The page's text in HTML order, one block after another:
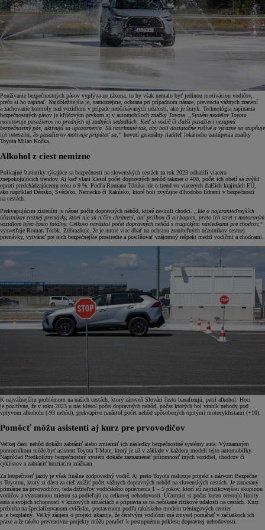
Používanie bezpečnostných pásov vyplýva zo zákona, to by však nemalo byť jedinou motiváciou vodičov,
prečo si ho zapínať. Najdôležitejšia je, samozrejme, ochrana pri prípadnom náraze, prevencia vážnych zranení
a zachovanie kontroly nad vozidlom v prípade neočakávaných udalostí, ako je šmyk. Technológia zapínania
bezpečnostných pásov je kľúčovým prvkom aj v automobiloch značky Toyota.
„Systém modelov Toyota
monitoruje pasažierov na predných aj zadných sedadlách. Keď si vodič či ďalší pasažieri nezapnú
bezpečnostný pás, aktivujú sa upozornenia. Sú navrhnuté tak, aby boli dostatočne rušivé a výrazne sa stupňuje
ich intenzita, čo pasažierov motivuje pripútať sa,“ hovorí generálny riaditeľ lokálneho zastúpenia značky
Toyota Milan Kočka.
Alkohol z ciest nemizne
Policajné štatistiky týkajúce sa bezpečnosti na slovenských cestách za rok 2023 odhalili viacero
znepokojujúcich trendov. Aj keď vlani klesol počet dopravných nehôd takmer o 400, počet ich obetí sa zvýšil
oproti predchádzajúcemu roku o 9 %. Podľa Romana Töröka ide o trend vo viacerých ďalších krajinách EÚ,
ako napríklad Dánsko, Švédsko, Nemecko či Rakúsko, ktoré boli zvyčajne dlhodobo lídrami v bezpečnosti
na cestách.
Prekvapujúcim zistením je nárast počtu dopravných nehôd, ktoré zavinili chodci.
„Ide o najzraniteľnejších
účastníkov cestnej premávky, ktorí nie sú ničím chránení, ani prilbou či airbagom, preto ich stret s motorovým
vozidlom býva často fatálny. Celkovo narástol počet dopravných nehôd s tragickými následkami pre chodcov,“
vysvetľuje Roman Török. Zdôrazňuje, že je nutné viac dbať na ochranu zraniteľných účastníkov cestnej
premávky, vytvárať pre nich bezpečnejšie prostredie a posilňovať vzájomný rešpekt medzi vodičmi a chodcami.
K najvážnejším problémom na našich cestách, ktorý zároveň Slováci často banalizujú, patrí alkohol. Hoci
je pozitívne, že v roku 2023 u nás klesol počet dopravných nehôd, počas ktorých bol vinník nehody pod
vplyvom alkoholu (-93 nehôd), prekvapivo narástol počet nehôd spôsobených opitými motocyklistami (+10).
Pomôcť môžu asistenti aj kurz pre prvovodičov
Veľkej časti nehôd dokážu zabrániť alebo zmierniť ich následky bezpečnostné systémy auta. Významným
pomocníkom môže byť asistent Toyota T-Mate, ktorý je už v základe v každom modeli tejto automobilky.
Napríklad Predkolízny bezpečnostný systém dokáže zaznamenať prítomnosť iných vozidiel, chodcov či
cyklistov a zabrániť hroziacim zrážkam.
Za bezpečnosť jazdy je však finálne zodpovedný vodič. Aj preto Toyota realizuje projekt s názvom Bezpečne
s Toyotou, ktorý si dáva za cieľ znížiť počet vážnych dopravných nehôd na slovenských cestách. Je zameraný
primárne na prvovodičov, teda držiteľov vodičského oprávnenia 1 – 5 rokov, ktorí sú najrizikovejšou skupinou
vodičov a významnou mierou sa podieľajú na celkovej nehodovosti. Účastníci si počas kurzu otestujú limity
auta a svojich schopností v krízových situáciách a pripravia sa na nečakané rizikové udalosti na cestách. Kurz
prebieha na špecializovanom cvičisku, postavenom podľa rakúskeho modelu tréningových centier
a je bezplatný. Veľký záujem o projekt ukazuje, že čerstvým vodičom má zmysel pomáhať v začiatkoch ich
praxe a že takéto preventívne projekty môžu pomôcť k postupnému poklesu dopravnej nehodovosti.